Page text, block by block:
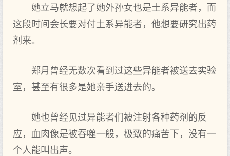
她立马就想起了她外孙女也是土系异能者，而
这段时间会长要对付土系异能者，他想要研究出药
剂来。
郑月曾经无数次看到过这些异能者被送去实验
室，甚至有很多是她亲手送进去的。
她也曾经见过异能者们被注射各种药剂的反
应，血肉像是被吞噬一般，极致的痛苦下，没有一
个人能叫出声。